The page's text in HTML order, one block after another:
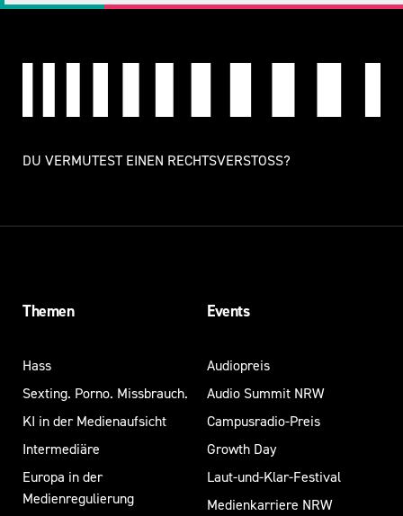
DU VERMUTEST EINEN RECHTSVERSTOSS?
Themen
Hass
Sexting. Porno. Missbrauch.
KI in der Medienaufsicht
Intermediäre
Europa in der
Medienregulierung
Events
Audiopreis
Audio Summit NRW
Campusradio-Preis
Growth Day
Laut-und-Klar-Festival
Medienkarriere NRW